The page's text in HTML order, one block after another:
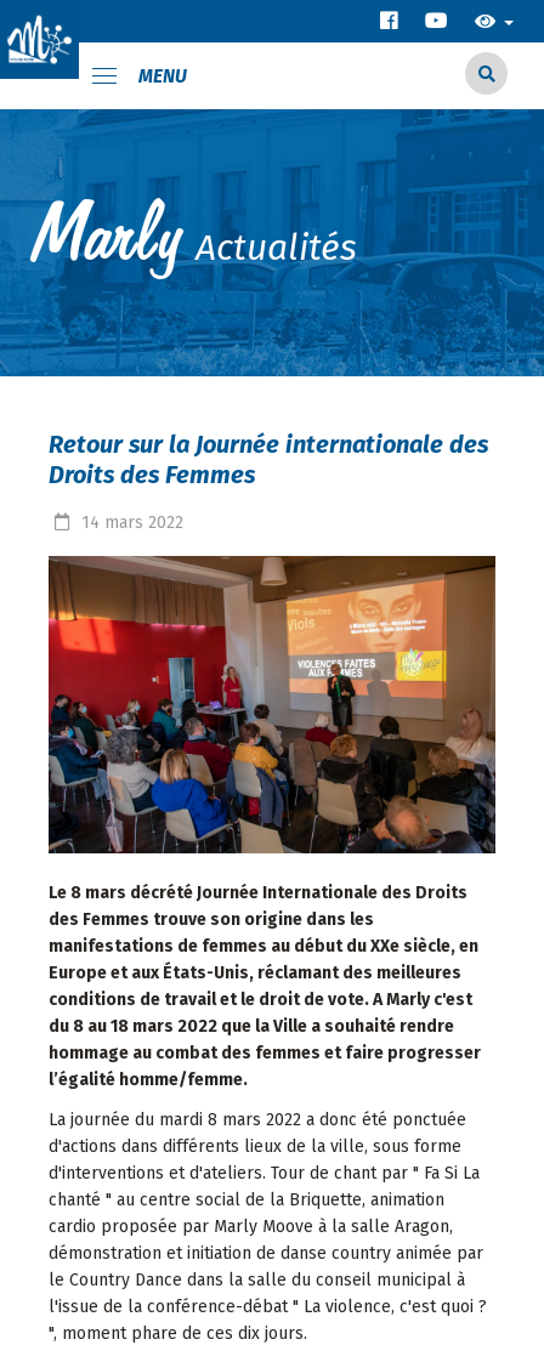
MENU
Actualités
Retour sur la Journée internationale des
Droits des Femmes
14 mars 2022
Le 8 mars décrété Journée Internationale des Droits
des Femmes trouve son origine dans les
manifestations de femmes au début du XXe siècle, en
Europe et aux États-Unis, réclamant des meilleures
conditions de travail et le droit de vote. A Marly c'est
du 8 au 18 mars 2022 que la Ville a souhaité rendre
hommage au combat des femmes et faire progresser
l’égalité homme/femme.
La journée du mardi 8 mars 2022 a donc été ponctuée
d'actions dans différents lieux de la ville, sous forme
d'interventions et d'ateliers. Tour de chant par " Fa Si La
chanté " au centre social de la Briquette, animation
cardio proposée par Marly Moove à la salle Aragon,
démonstration et initiation de danse country animée par
le Country Dance dans la salle du conseil municipal à
l'issue de la conférence-débat " La violence, c'est quoi ?
", moment phare de ces dix jours.